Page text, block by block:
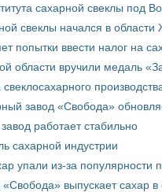
сахарной свеклы под
свеклы начался в области
попытки ввести налог на
области вручили медаль
завод «Свобода»
работает стабильно
сахарной индустрии
упали из-за популярности
выпускает сахар в